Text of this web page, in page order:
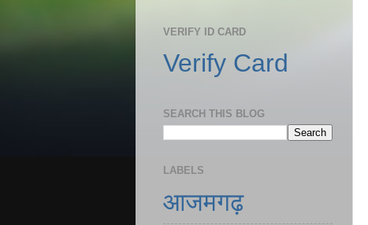
VERIFY ID CARD
Verify Card
SEARCH THIS BLOG
LABELS
आजमगढ़